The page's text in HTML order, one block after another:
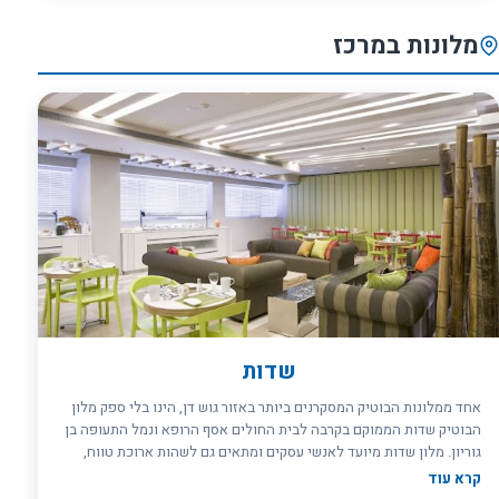
ולהפליג עם הדמיון לעבר היפה והנשגב. מלון בצלאל בירושלים מאפשר את
המילוט המיועד לנשמה שמבקשת לפרוץ גבולות ולגלות בכל עת משהו
חדש.
מלונות במרכז
שדות
אחד ממלונות הבוטיק המסקרנים ביותר באזור גוש דן, הינו בלי ספק מלון
הבוטיק שדות הממוקם בקרבה לבית החולים אסף הרופא ונמל התעופה בן
גוריון. מלון שדות מיועד לאנשי עסקים ומתאים גם לשהות ארוכת טווח,
בזכות רמת השירות המוענקת בו. המיקום המצוין והמרכזי, מעניק יכולת
קרא עוד